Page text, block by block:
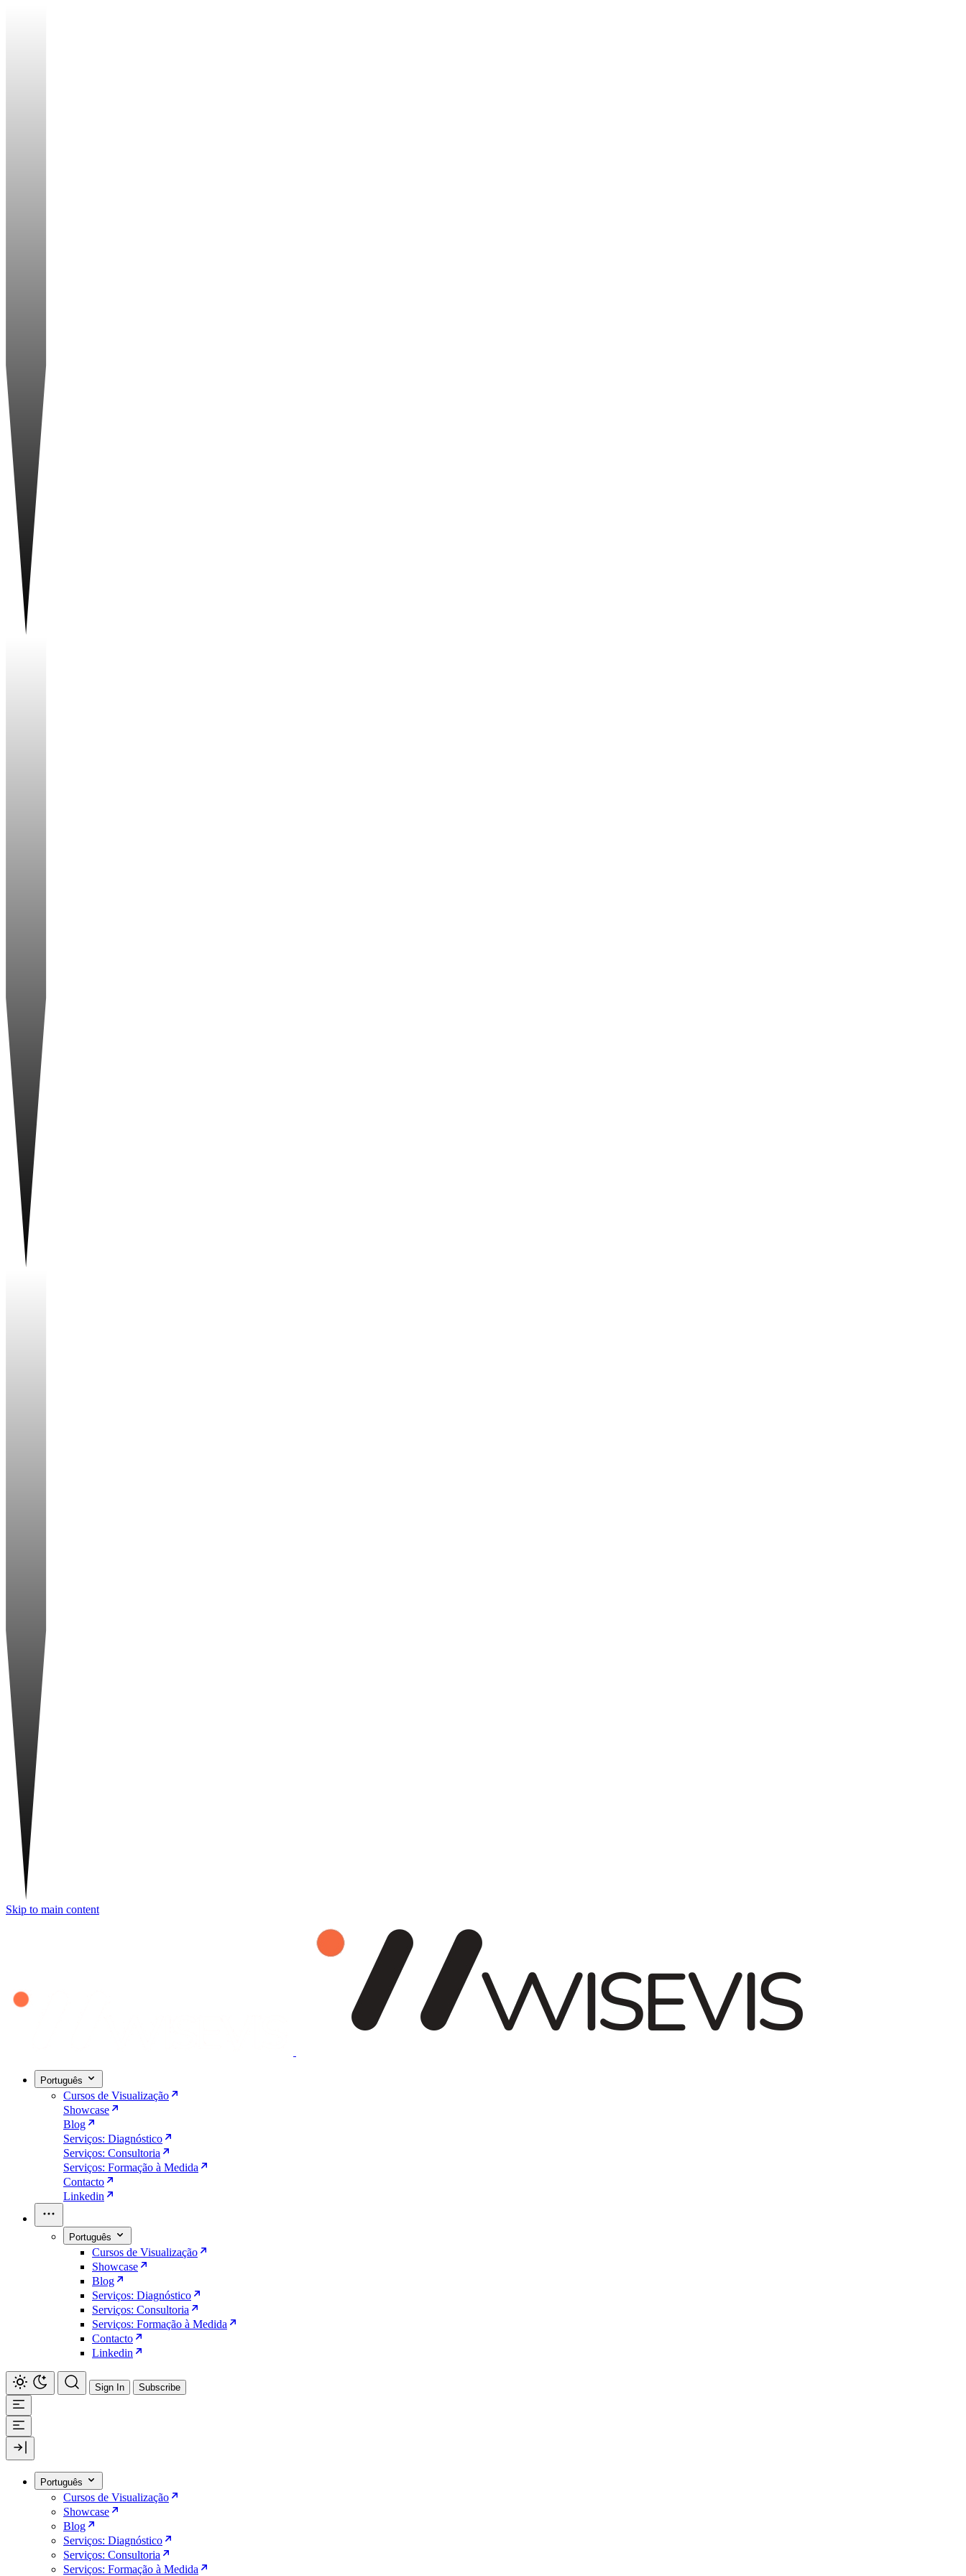
Skip to main content
Português
Cursos de Visualização
Showcase
Blog
Serviços: Diagnóstico
Serviços: Consultoria
Serviços: Formação à Medida
Contacto
Linkedin
Português
Cursos de Visualização
Showcase
Blog
Serviços: Diagnóstico
Serviços: Consultoria
Serviços: Formação à Medida
Contacto
Linkedin
Sign In Subscribe
Português
Cursos de Visualização
Showcase
Blog
Serviços: Diagnóstico
Serviços: Consultoria
Serviços: Formação à Medida